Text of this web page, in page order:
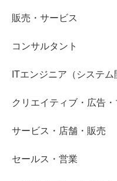
販売・サービス
コンサルタント
ITエンジニア（システム
クリエイティブ・広告・
サービス・店舗・販売
セールス・営業